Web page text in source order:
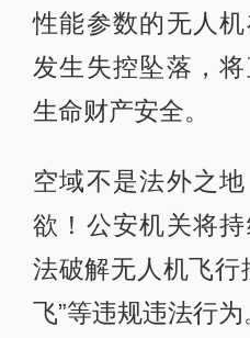
性能参数的无人
发生失控坠落，
生命财产安全。
空域不是法外之
欲！公安机关将
法破解无人机飞行
飞”等违规违法行为